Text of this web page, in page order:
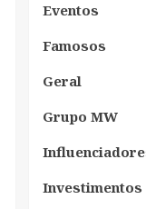
Eventos
Famosos
Geral
Grupo MW
Investimentos